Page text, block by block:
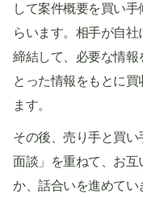
して案件概要を買い
らいます。相手が自
締結して、必要な情
とった情報をもとに
ます。
その後、売り手と買
面談」を重ねて、お互
か、話合いを進めてい